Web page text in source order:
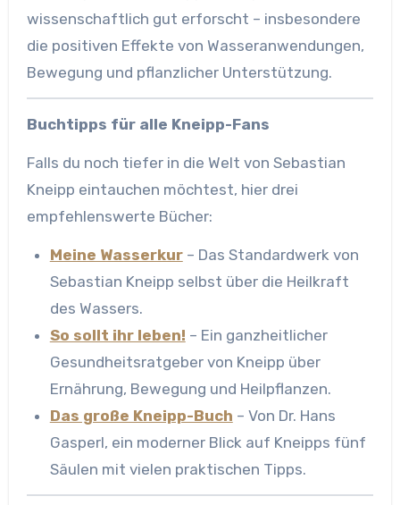
wissenschaftlich gut erforscht – insbesondere
die positiven Effekte von Wasseranwendungen,
Bewegung und pflanzlicher Unterstützung.
Buchtipps für alle Kneipp-Fans
Falls du noch tiefer in die Welt von Sebastian
Kneipp eintauchen möchtest, hier drei
empfehlenswerte Bücher:
Meine Wasserkur– Das Standardwerk von
Sebastian Kneipp selbst über die Heilkraft
des Wassers.
So sollt ihr leben! – Ein ganzheitlicher
Gesundheitsratgeber von Kneipp über
Ernährung, Bewegung und Heilpflanzen.
Das große Kneipp-Buch – Von Dr. Hans
Gasperl, ein moderner Blick auf Kneipps fünf
Säulen mit vielen praktischen Tipps.